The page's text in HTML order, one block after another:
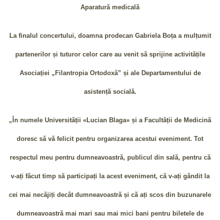
Aparatură medicală
La finalul concertului, doamna prodecan Gabriela Boța a mulțumit
partenerilor și tuturor celor care au venit să sprijine activitățile
Asociației „Filantropia Ortodoxă” și ale Departamentului de
asistență socială.
„În numele Universității «Lucian Blaga» și a Facultății de Medicină
doresc să vă felicit pentru organizarea acestui eveniment. Tot
respectul meu pentru dumneavoastră, publicul din sală, pentru că
v-ați făcut timp să participați la acest eveniment, că v-ați gândit la
cei mai necăjiți decât dumneavoastră și că ați scos din buzunarele
dumneavoastră mai mari sau mai mici bani pentru biletele de